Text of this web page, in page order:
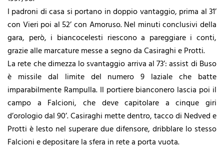
I padroni di casa si portano in doppio vantaggio, prima al 31’
con Vieri poi al 52’ con Amoruso. Nel minuti conclusivi della
gara, però, i biancocelesti riescono a pareggiare i conti,
grazie alle marcature messe a segno da Casiraghi e Protti.
La rete che dimezza lo svantaggio arriva al 73’: assist di Buso
è missile dal limite del numero 9 laziale che batte
imparabilmente Rampulla. Il portiere bianconero lascia poi il
campo a Falcioni, che deve capitolare a cinque giri
d’orologio dal 90’. Casiraghi mette dentro, tacco di Nedved e
Protti è lesto nel superare due difensore, dribblare lo stesso
Falcioni e depositare la sfera in rete a porta vuota.